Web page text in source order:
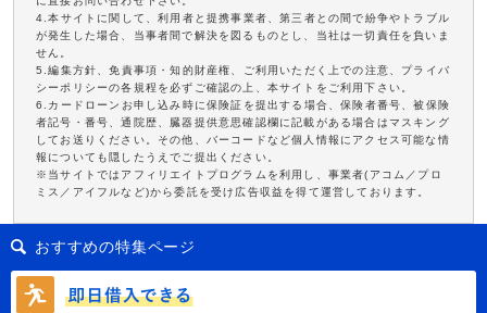
4.本サイトに関して、利用者と提携事業者、第三者との間で紛争やトラブル
が発生した場合、当事者間で解決を図るものとし、当社は一切責任を負いま
せん。
5.編集方針、免責事項・知的財産権、ご利用いただく上での注意、プライバ
シーポリシーの各規程を必ずご確認の上、本サイトをご利用下さい。
6.カードローンお申し込み時に保険証を提出する場合、保険者番号、被保険
者記号・番号、通院歴、臓器提供意思確認欄に記載がある場合はマスキング
してお送りください。その他、バーコードなど個人情報にアクセス可能な情
報についても隠したうえでご提出ください。
※当サイトではアフィリエイトプログラムを利用し、事業者(アコム／プロ
ミス／アイフルなど)から委託を受け広告収益を得て運営しております。
おすすめの特集ページ